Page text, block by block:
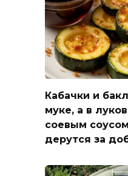
Кабачки и
муке, а в
соевым
дерутся за